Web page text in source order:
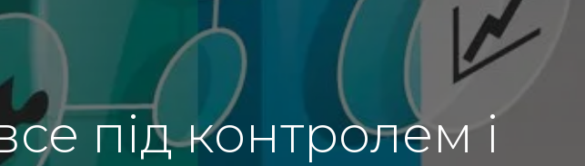
під контролем і